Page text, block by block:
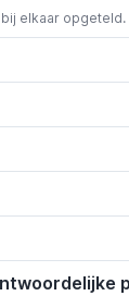
elkaar